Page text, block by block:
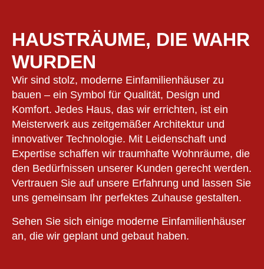
HAUSTRÄUME, DIE WAHR
WURDEN
Wir sind stolz, moderne Einfamilienhäuser zu
bauen – ein Symbol für Qualität, Design und
Komfort. Jedes Haus, das wir errichten, ist ein
Meisterwerk aus zeitgemäßer Architektur und
innovativer Technologie. Mit Leidenschaft und
Expertise schaffen wir traumhafte Wohnräume, die
den Bedürfnissen unserer Kunden gerecht werden.
Vertrauen Sie auf unsere Erfahrung und lassen Sie
uns gemeinsam Ihr perfektes Zuhause gestalten.
Sehen Sie sich einige moderne Einfamilienhäuser
an, die wir geplant und gebaut haben.